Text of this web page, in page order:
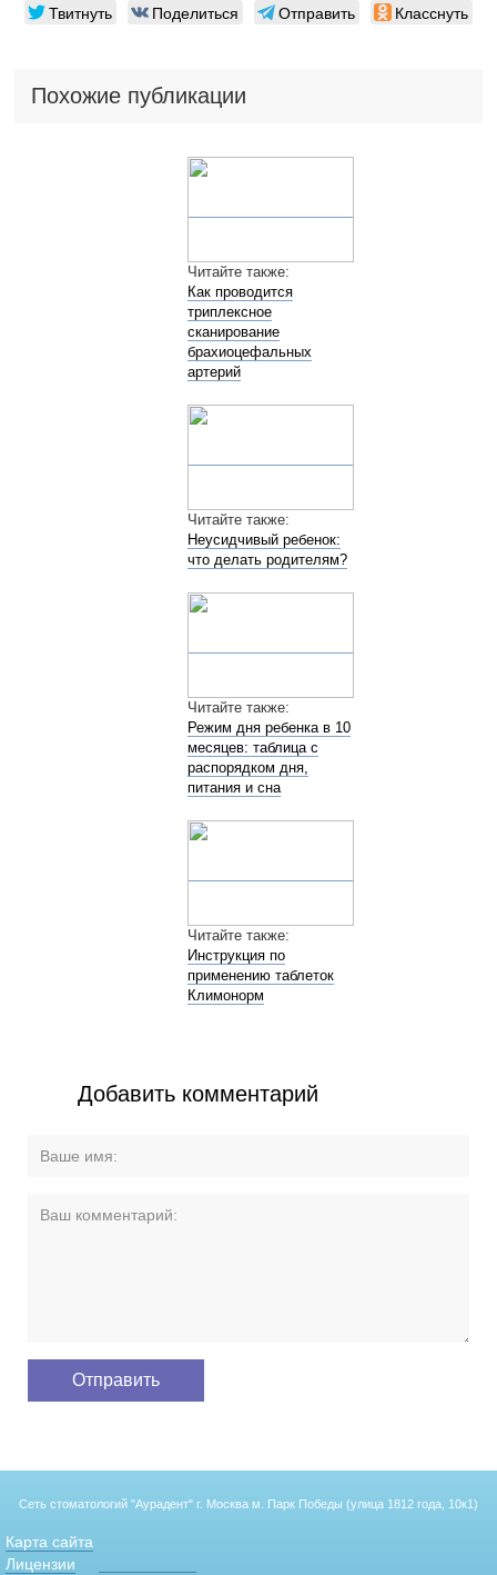
Твитнуть Поделиться Отправить Класснуть
Похожие публикации
Читайте также:
Как проводится
триплексное
сканирование
брахиоцефальных
артерий
Читайте также:
Неусидчивый ребенок:
что делать родителям?
Читайте также:
Режим дня ребенка в 10
месяцев: таблица с
распорядком дня,
питания и сна
Читайте также:
Инструкция по
применению таблеток
Климонорм
Добавить комментарий
Сеть стоматологий "Аурадент" г. Москва м. Парк Победы (улица 1812 года, 10к1)
Карта сайта
Лицензии